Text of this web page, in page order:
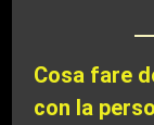
Cosa fare
con la